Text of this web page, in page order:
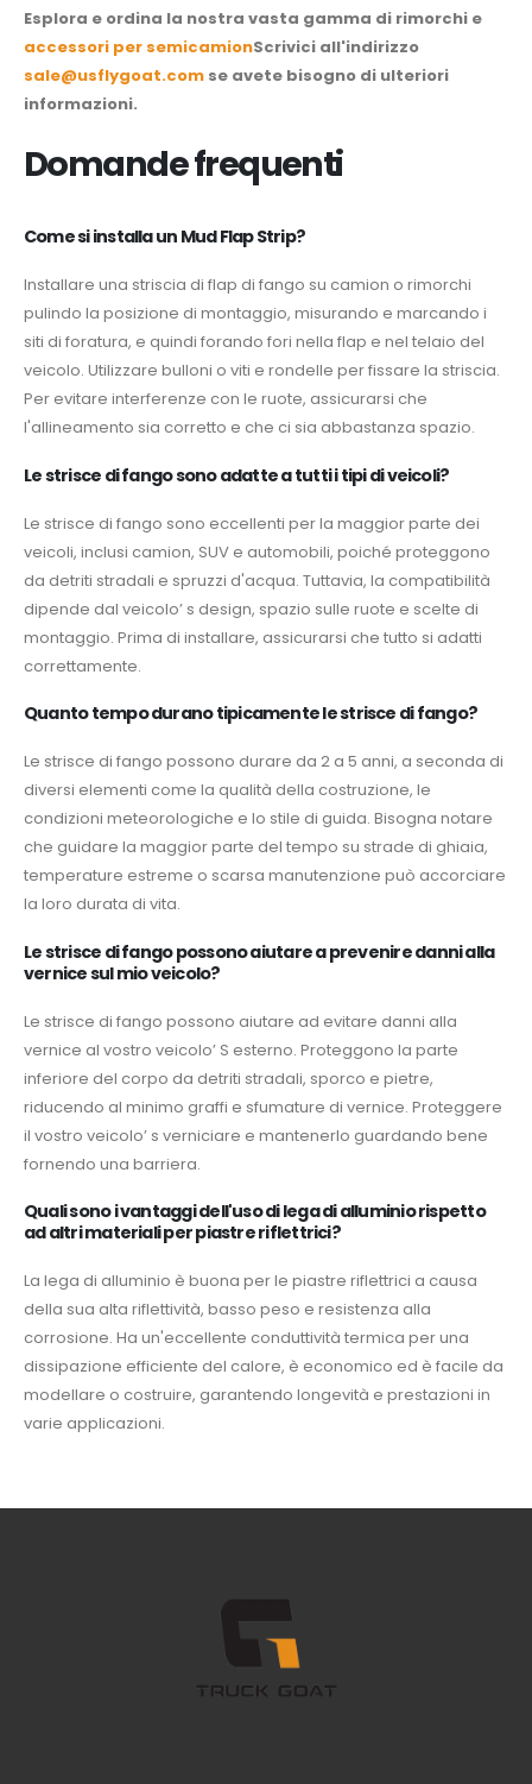
Esplora e ordina la nostra vasta gamma di rimorchi e
accessori per semicamionScrivici all'indirizzo
sale@usflygoat.com se avete bisogno di ulteriori
informazioni.
Domande frequenti
Come si installa un Mud Flap Strip?
Installare una striscia di flap di fango su camion o rimorchi
pulindo la posizione di montaggio, misurando e marcando i
siti di foratura, e quindi forando fori nella flap e nel telaio del
veicolo. Utilizzare bulloni o viti e rondelle per fissare la striscia.
Per evitare interferenze con le ruote, assicurarsi che
l'allineamento sia corretto e che ci sia abbastanza spazio.
Le strisce di fango sono adatte a tutti i tipi di veicoli?
Le strisce di fango sono eccellenti per la maggior parte dei
veicoli, inclusi camion, SUV e automobili, poiché proteggono
da detriti stradali e spruzzi d'acqua. Tuttavia, la compatibilità
dipende dal veicolo’ s design, spazio sulle ruote e scelte di
montaggio. Prima di installare, assicurarsi che tutto si adatti
correttamente.
Quanto tempo durano tipicamente le strisce di fango?
Le strisce di fango possono durare da 2 a 5 anni, a seconda di
diversi elementi come la qualità della costruzione, le
condizioni meteorologiche e lo stile di guida. Bisogna notare
che guidare la maggior parte del tempo su strade di ghiaia,
temperature estreme o scarsa manutenzione può accorciare
la loro durata di vita.
Le strisce di fango possono aiutare a prevenire danni alla
vernice sul mio veicolo?
Le strisce di fango possono aiutare ad evitare danni alla
vernice al vostro veicolo’ S esterno. Proteggono la parte
inferiore del corpo da detriti stradali, sporco e pietre,
riducendo al minimo graffi e sfumature di vernice. Proteggere
il vostro veicolo’ s verniciare e mantenerlo guardando bene
fornendo una barriera.
Quali sono i vantaggi dell'uso di lega di alluminio rispetto
ad altri materiali per piastre riflettrici?
La lega di alluminio è buona per le piastre riflettrici a causa
della sua alta riflettività, basso peso e resistenza alla
corrosione. Ha un'eccellente conduttività termica per una
dissipazione efficiente del calore, è economico ed è facile da
modellare o costruire, garantendo longevità e prestazioni in
varie applicazioni.